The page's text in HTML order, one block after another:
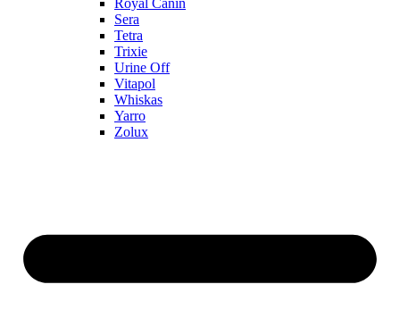
Royal Canin
Sera
Tetra
Trixie
Urine Off
Vitapol
Whiskas
Yarro
Zolux